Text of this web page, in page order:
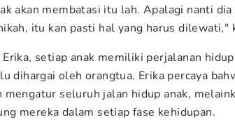
akan membatasi itu lah. Apalagi nanti dia
itu kan pasti hal yang harus dilewati,"
setiap anak memiliki perjalanan
dihargai oleh orangtua. Erika percaya
mengatur seluruh jalan hidup anak,
mereka dalam setiap fase kehidupan.